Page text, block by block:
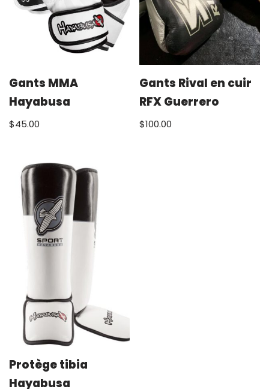
Gants MMA
Hayabusa
$45.00
Gants Rival en cuir
RFX Guerrero
$100.00
Protège tibia
Hayabusa